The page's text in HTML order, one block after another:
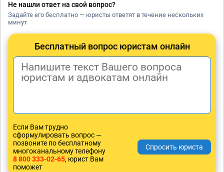
Не нашли ответ на свой вопрос?
Задайте его бесплатно — юристы ответят в течение нескольких
минут
Бесплатный вопрос юристам онлайн
Если Вам трудно
сформулировать вопрос —
позвоните по бесплатному
многоканальному телефону
8 800 333-02-65, юрист Вам
поможет